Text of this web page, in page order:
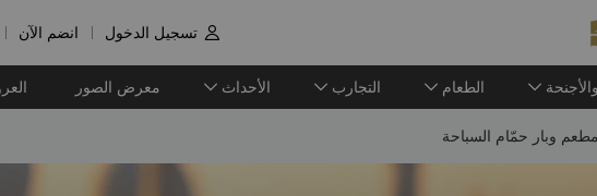
 تسجيل الدخول انضم الآن
الطعام التجارب الأحداث معرض الصور
مطعم وبار حمّام السباحة